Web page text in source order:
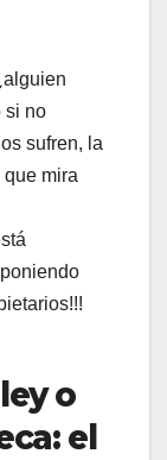
si no
sufren, la
mira
o
el